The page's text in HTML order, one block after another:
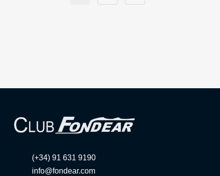
(+34) 91 631 9190
info@fondear.com